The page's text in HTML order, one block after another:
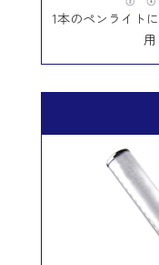
1本のペンライト